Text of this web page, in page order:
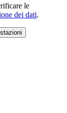
le
dei dati.